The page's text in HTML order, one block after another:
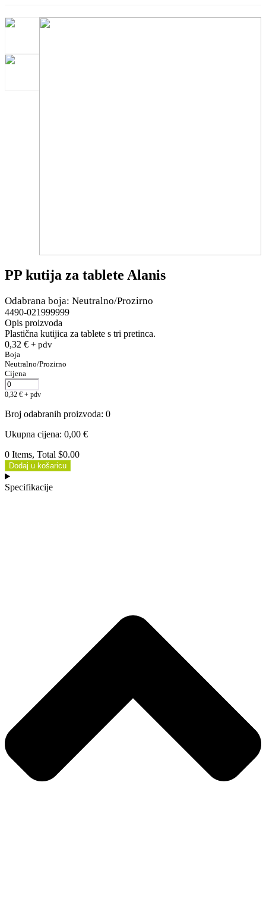
PP kutija za tablete Alanis
Odabrana boja: Neutralno/Prozirno
4490-021999999
Opis proizvoda
Plastična kutijica za tablete s tri pretinca.
0,32 € + pdv
Boja
Neutralno/Prozirno
Cijena
0,32 € + pdv
Broj odabranih proizvoda: 0
Ukupna cijena: 0,00 €
0 Items, Total $0.00
Dodaj u košaricu
Specifikacije